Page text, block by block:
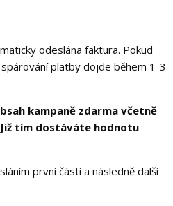
odeslána faktura. Pokud
platby dojde během 1-3
kampaně zdarma včetně
tím dostáváte hodnotu
první části a následně další